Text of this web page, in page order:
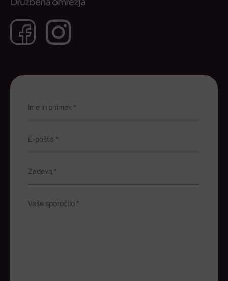
Facebook
Instagram
Ime in priimek *
E-pošta *
Zadeva *
Vaše sporočilo *